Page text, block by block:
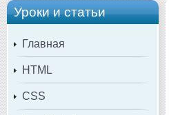
Уроки и статьи
Главная
HTML
CSS